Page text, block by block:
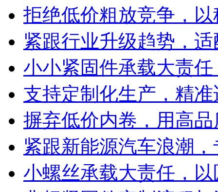
拒绝低价粗放竞争，
紧跟行业升级趋势，
小小紧固件承载大责
支持定制化生产，精
摒弃低价内卷，用高
紧跟新能源汽车浪潮
小螺丝承载大责任，